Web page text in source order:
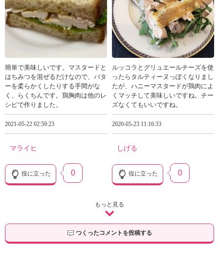
簡単で美味しいです。マスタードと
はちみつを混ぜるだけなので、バタ
ーを柔らかくしたりする手間がな
く、らくちんです。鶏胸肉は他のレ
シピで作りました。
2021-05-22 02:59:23
マライヒ
役に立った 0
ルッコラとグリュエールチーズを使
ったらタルティーヌっぽくなりまし
たが、ハニーマスタードが鶏肉によ
くマッチして美味しいですね。チー
ズなくてもいいですね。
2020-05-23 11:16:33
しげる
役に立った 0
もっと見る
つくったコメントを投稿する